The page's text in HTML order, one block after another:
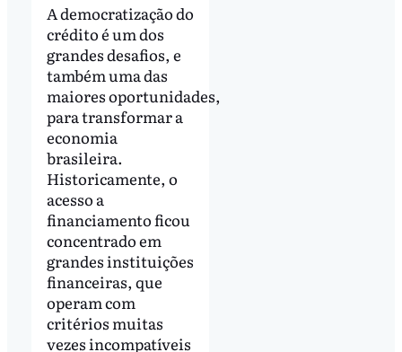
A democratização do
crédito é um dos
grandes desafios, e
também uma das
maiores oportunidades,
para transformar a
economia
brasileira.
Historicamente, o
acesso a
financiamento ficou
concentrado em
grandes instituições
financeiras, que
operam com
critérios muitas
vezes incompatíveis